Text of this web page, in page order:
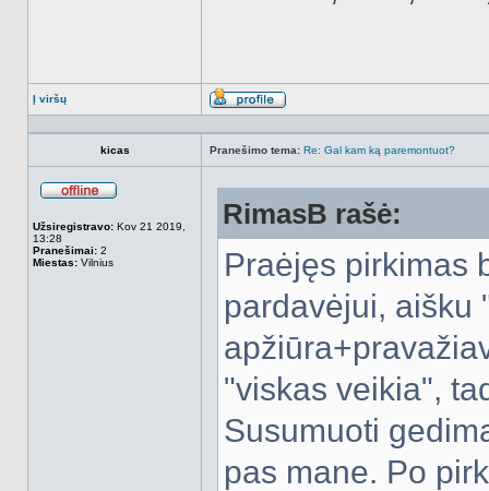
Į viršų
Aprašymas
kicas Pranešimo tema: Re: Gal kam ką paremontuot?
Užsiregistravo: Kov 21 2019,
13:28
Pranešimai: 2
Miestas: Vilnius
RimasB rašė:
Praėjęs pirkimas
pardavėjui, aišku
"viskas veikia",
Susumuoti
pas mane. Po